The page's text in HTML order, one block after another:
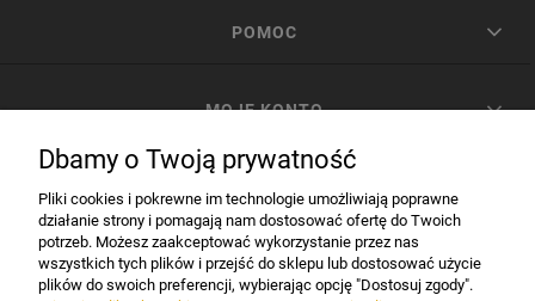
POMOC
MOJE KONTO
INFORMACJE
Dbamy o Twoją prywatność
Pliki cookies i pokrewne im technologie umożliwiają poprawne
działanie strony i pomagają nam dostosować ofertę do Twoich
potrzeb. Możesz zaakceptować wykorzystanie przez nas
wszystkich tych plików i przejść do sklepu lub dostosować użycie
plików do swoich preferencji, wybierając opcję "Dostosuj zgody".